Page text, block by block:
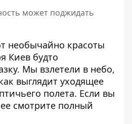
может поджидать
необычайно красоты
Киев будто
Мы взлетели в небо,
выглядит уходящее
полета. Если вы
смотрите полный